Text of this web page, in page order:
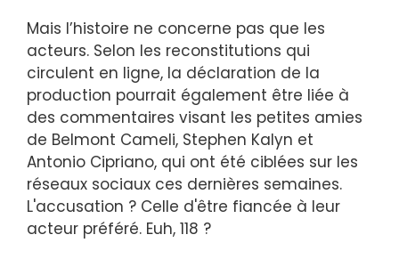
Mais l’histoire ne concerne pas que les
acteurs. Selon les reconstitutions qui
circulent en ligne, la déclaration de la
production pourrait également être liée à
des commentaires visant les petites amies
de Belmont Cameli, Stephen Kalyn et
Antonio Cipriano, qui ont été ciblées sur les
réseaux sociaux ces dernières semaines.
L'accusation ? Celle d'être fiancée à leur
acteur préféré. Euh, 118 ?